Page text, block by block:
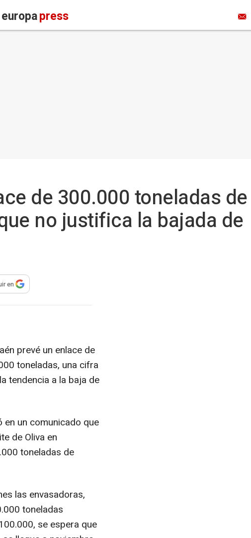
europapress
de 300.000 toneladas de
no justifica la bajada de
en
prevé un enlace de
toneladas, una cifra
tendencia a la baja de
en un comunicado que
de Oliva en
toneladas de
las envasadoras,
toneladas
se espera que